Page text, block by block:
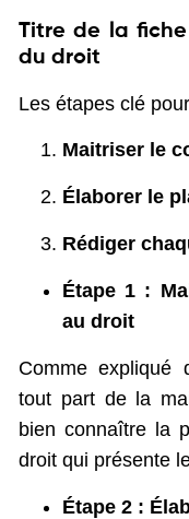
Titre de la
du droit
Les étapes clé
Maitriser le
Élaborer le
Rédiger
Étape 1 :
au droit
Comme expliqué
tout part de la
bien connaître la
droit qui présente
Étape 2 :